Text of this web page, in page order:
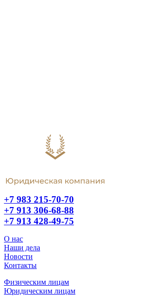
+7 983 215-70-70
+7 913 306-68-88
+7 913 428-49-75
О нас
Наши дела
Новости
Контакты
Физическим лицам
Юридическим лицам